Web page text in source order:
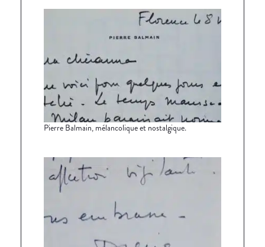
Pierre Balmain, mélancolique et nostalgique.